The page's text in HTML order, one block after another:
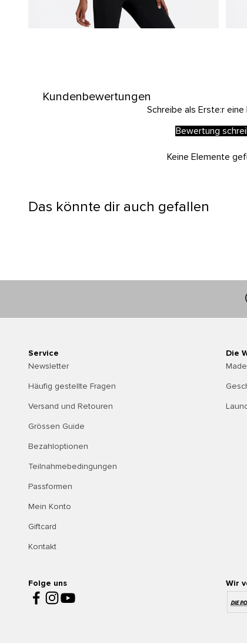
Kundenbewertungen
Schreibe als Erste:r
Bewertung
Keine Elemente
Das könnte dir auch gefallen
Service
Newsletter
Häufig gestellte Fragen
Versand und Retouren
Grössen Guide
Bezahloptionen
Teilnahmebedingungen
Passformen
Mein Konto
Giftcard
Kontakt
Die
Folge uns Wir